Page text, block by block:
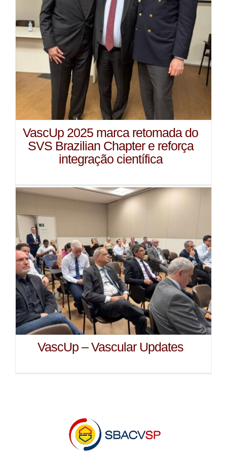
VascUp 2025 marca retomada do
SVS Brazilian Chapter e reforça
integração científica
VascUp – Vascular Updates